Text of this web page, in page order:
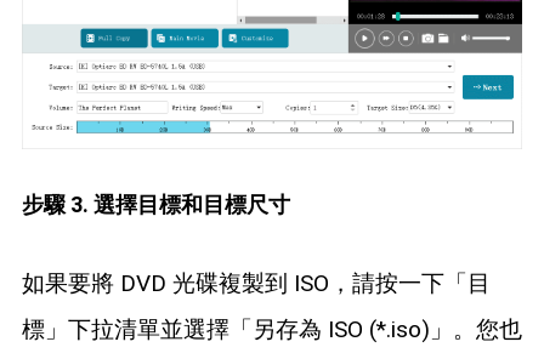
步驟 3. 選擇目標和目標尺寸
如果要將 DVD 光碟複製到 ISO，請按一下「目
標」下拉清單並選擇「另存為 ISO (*.iso)」。您也